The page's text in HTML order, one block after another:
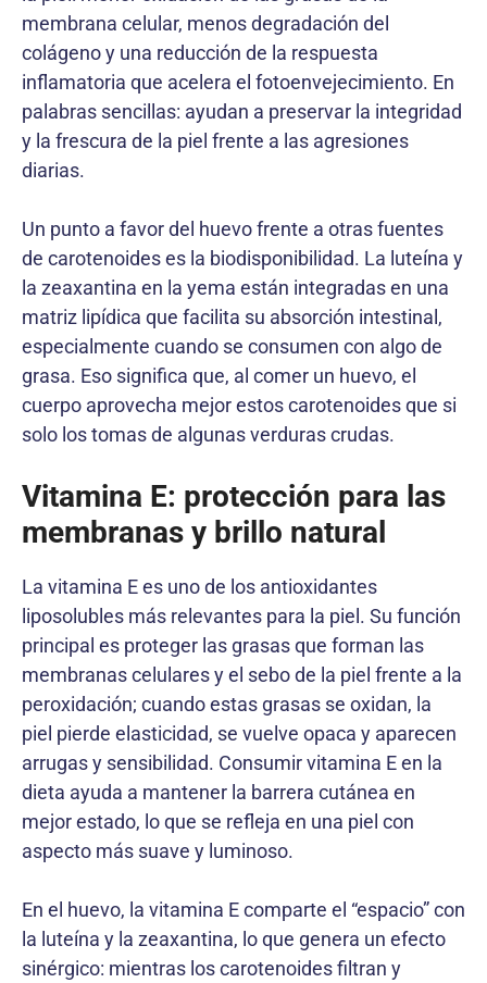
membrana celular, menos degradación del
colágeno y una reducción de la respuesta
inflamatoria que acelera el fotoenvejecimiento. En
palabras sencillas: ayudan a preservar la integridad
y la frescura de la piel frente a las agresiones
diarias.
Un punto a favor del huevo frente a otras fuentes
de carotenoides es la biodisponibilidad. La luteína y
la zeaxantina en la yema están integradas en una
matriz lipídica que facilita su absorción intestinal,
especialmente cuando se consumen con algo de
grasa. Eso significa que, al comer un huevo, el
cuerpo aprovecha mejor estos carotenoides que si
solo los tomas de algunas verduras crudas.
Vitamina E: protección para las
membranas y brillo natural
La vitamina E es uno de los antioxidantes
liposolubles más relevantes para la piel. Su función
principal es proteger las grasas que forman las
membranas celulares y el sebo de la piel frente a la
peroxidación; cuando estas grasas se oxidan, la
piel pierde elasticidad, se vuelve opaca y aparecen
arrugas y sensibilidad. Consumir vitamina E en la
dieta ayuda a mantener la barrera cutánea en
mejor estado, lo que se refleja en una piel con
aspecto más suave y luminoso.
En el huevo, la vitamina E comparte el “espacio” con
la luteína y la zeaxantina, lo que genera un efecto
sinérgico: mientras los carotenoides filtran y